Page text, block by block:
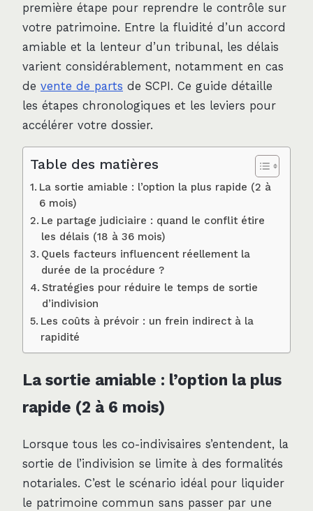
première étape pour reprendre le contrôle sur
votre patrimoine. Entre la fluidité d’un accord
amiable et la lenteur d’un tribunal, les délais
varient considérablement, notamment en cas
de vente de parts de SCPI. Ce guide détaille
les étapes chronologiques et les leviers pour
accélérer votre dossier.
Table des matières
La sortie amiable : l’option la plus rapide (2 à
6 mois)
Le partage judiciaire : quand le conflit étire
les délais (18 à 36 mois)
Quels facteurs influencent réellement la
durée de la procédure ?
Stratégies pour réduire le temps de sortie
d’indivision
Les coûts à prévoir : un frein indirect à la
rapidité
La sortie amiable : l’option la plus
rapide (2 à 6 mois)
Lorsque tous les co-indivisaires s’entendent, la
sortie de l’indivision se limite à des formalités
notariales. C’est le scénario idéal pour liquider
le patrimoine commun sans passer par une